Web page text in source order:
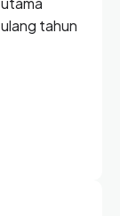
tahun